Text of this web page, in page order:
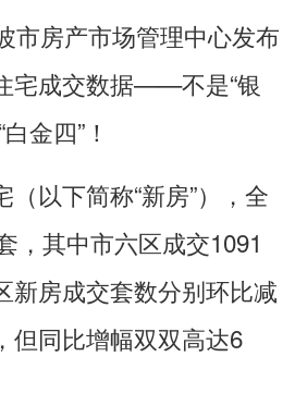
房产市场管理中心发布
宅成交数据——不是“银
金四”！
以下简称“新房”），全
，其中市六区成交1091
新房成交套数分别环比减
但同比增幅双双高达6